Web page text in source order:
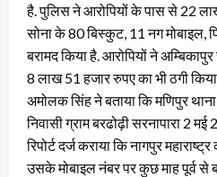
है. पुलिस ने आरोपियों के पास से 22
सोना के 80 बिस्कुट, 11 नग मोबाइल,
बरामद किया है. आरोपियों ने
8 लाख 51 हजार रुपए का भी ठगी
अमोलक सिंह ने बताया कि मणिपुर
निवासी ग्राम बरढोढ़ी सरनापारा 2
रिपोर्ट दर्ज कराया कि नागपुर
उसके मोबाइल नंबर पर कुछ माह पूर्व से